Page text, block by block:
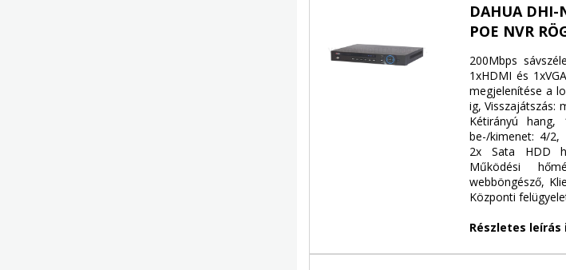
DAHUA DHI-
POE NVR
200Mbps
1xHDMI és
megjelenítése a
ig, Visszajátszás:
Kétirányú
be-/kimenet: 4/2,
2x Sata HDD
Működési
webböngésző,
Központi
Részletes